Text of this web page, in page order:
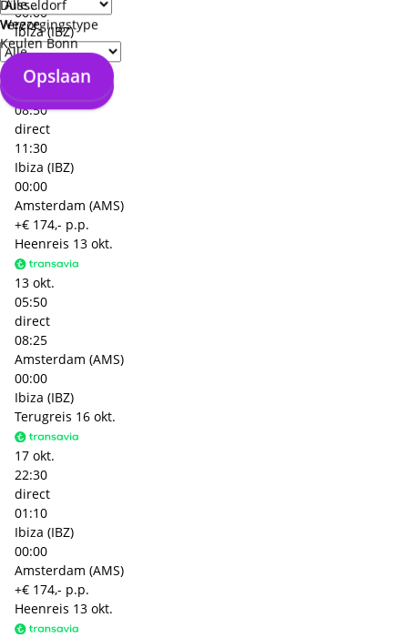
Verzorgingstype
Opslaan
Düsseldorf
Weeze
Keulen Bonn
Opslaan
00:00
Ibiza (IBZ)
Terugreis 16 okt.
16 okt.
08:50
direct
11:30
Ibiza (IBZ)
00:00
Amsterdam (AMS)
+€ 174,- p.p.
Heenreis 13 okt.
13 okt.
05:50
direct
08:25
Amsterdam (AMS)
00:00
Ibiza (IBZ)
Terugreis 16 okt.
17 okt.
22:30
direct
01:10
Ibiza (IBZ)
00:00
Amsterdam (AMS)
+€ 174,- p.p.
Heenreis 13 okt.